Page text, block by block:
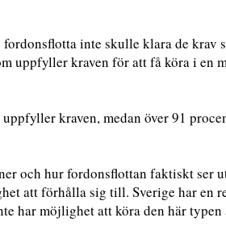
inte skulle klara de krav
uppfyller kraven för att få köra i en
kraven, medan över 91
och hur fordonsflottan faktiskt ser
att förhålla sig till. Sverige har en
har möjlighet att köra den här typen